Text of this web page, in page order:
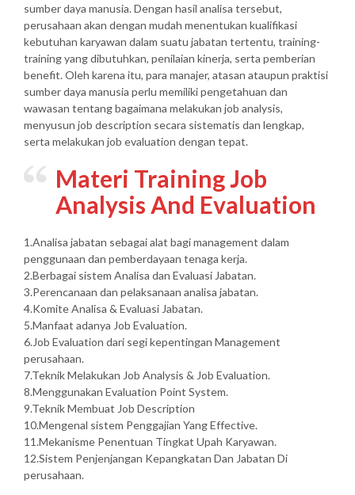
sumber daya manusia. Dengan hasil analisa tersebut,
perusahaan akan dengan mudah menentukan kualifikasi
kebutuhan karyawan dalam suatu jabatan tertentu, training-
training yang dibutuhkan, penilaian kinerja, serta pemberian
benefit. Oleh karena itu, para manajer, atasan ataupun praktisi
sumber daya manusia perlu memiliki pengetahuan dan
wawasan tentang bagaimana melakukan job analysis,
menyusun job description secara sistematis dan lengkap,
serta melakukan job evaluation dengan tepat.
Materi Training Job
Analysis And Evaluation
1.Analisa jabatan sebagai alat bagi management dalam
penggunaan dan pemberdayaan tenaga kerja.
2.Berbagai sistem Analisa dan Evaluasi Jabatan.
3.Perencanaan dan pelaksanaan analisa jabatan.
4.Komite Analisa & Evaluasi Jabatan.
5.Manfaat adanya Job Evaluation.
6.Job Evaluation dari segi kepentingan Management
perusahaan.
7.Teknik Melakukan Job Analysis & Job Evaluation.
8.Menggunakan Evaluation Point System.
9.Teknik Membuat Job Description
10.Mengenal sistem Penggajian Yang Effective.
11.Mekanisme Penentuan Tingkat Upah Karyawan.
12.Sistem Penjenjangan Kepangkatan Dan Jabatan Di
perusahaan.